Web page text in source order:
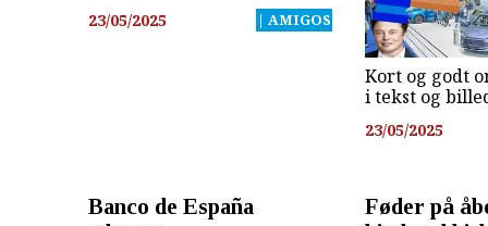
23/05/2025 | AMIGOS
Kort og godt
i tekst og
23/05/2025
Banco de España
Føder på